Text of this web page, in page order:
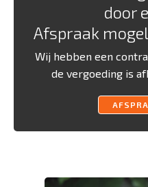
door
Afspraak
Wij hebben een
de vergoeding is